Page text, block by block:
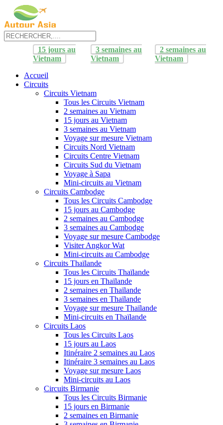
15 jours au
Vietnam
3 semaines au
Vietnam
2 semaines au
Vietnam
Accueil
Circuits
Circuits Vietnam
Tous les Circuits Vietnam
2 semaines au Vietnam
15 jours au Vietnam
3 semaines au Vietnam
Voyage sur mesure Vietnam
Circuits Nord Vietnam
Circuits Centre Vietnam
Circuits Sud du Vietnam
Voyage à Sapa
Mini-circuits au Vietnam
Circuits Cambodge
Tous les Circuits Cambodge
15 jours au Cambodge
2 semaines au Cambodge
3 semaines au Cambodge
Voyage sur mesure Cambodge
Visiter Angkor Wat
Mini-circuits au Cambodge
Circuits Thaïlande
Tous les Circuits Thaïlande
15 jours en Thaïlande
2 semaines en Thaïlande
3 semaines en Thaïlande
Voyage sur mesure Thaïlande
Mini-circuits en Thaïlande
Circuits Laos
Tous les Circuits Laos
15 jours au Laos
Itinéraire 2 semaines au Laos
Itinéraire 3 semaines au Laos
Voyage sur mesure Laos
Mini-circuits au Laos
Circuits Birmanie
Tous les Circuits Birmanie
15 jours en Birmanie
2 semaines en Birmanie